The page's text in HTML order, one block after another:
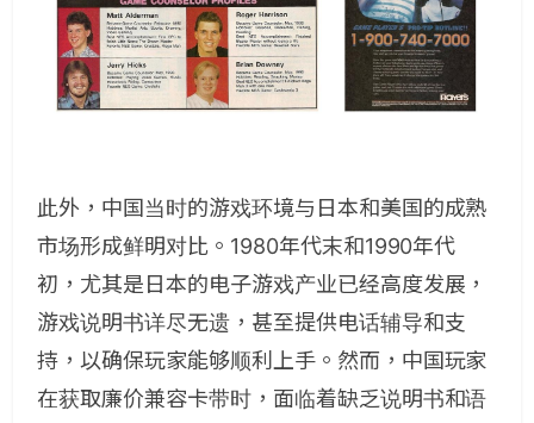
此外，中国当时的游戏环境与日本和美国的成熟
市场形成鲜明对比。1980年代末和1990年代
初，尤其是日本的电子游戏产业已经高度发展，
游戏说明书详尽无遗，甚至提供电话辅导和支
持，以确保玩家能够顺利上手。然而，中国玩家
在获取廉价兼容卡带时，面临着缺乏说明书和语